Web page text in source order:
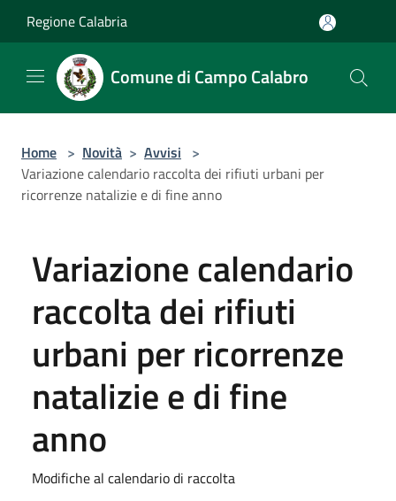
Regione Calabria
Comune di Campo Calabro
Home > Novità > Avvisi >
Variazione calendario raccolta dei rifiuti urbani per
ricorrenze natalizie e di fine anno
Variazione calendario
raccolta dei rifiuti
urbani per ricorrenze
natalizie e di fine
anno
Modifiche al calendario di raccolta